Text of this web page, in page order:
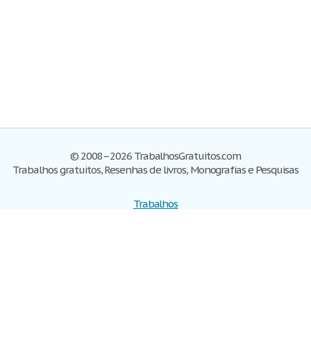
© 2008–2026 TrabalhosGratuitos.com
Trabalhos gratuitos, Resenhas de livros, Monografias e Pesquisas
Trabalhos